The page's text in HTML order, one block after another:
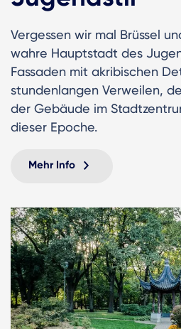
Vergessen wir mal Brüssel
wahre Hauptstadt des
Fassaden mit akribischen
stundenlangen Verweilen,
der Gebäude im
dieser Epoche.
Mehr Info